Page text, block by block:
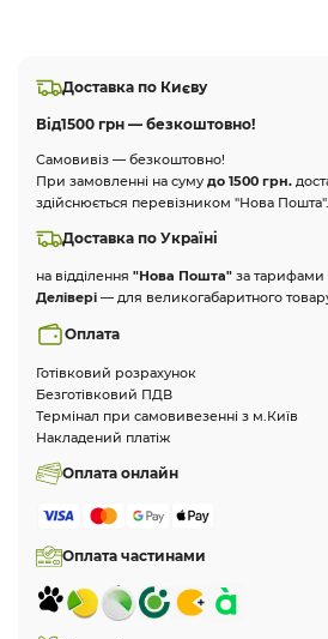
Доставка по Києву
Від1500 грн — безкоштовно!
Самовивіз — безкоштовно!
При замовленні на суму до 1500 грн.
здійснюється перевізником "Нова Пошта".
Доставка по Україні
на відділення "Нова Пошта" за тарифами
Делівері — для великогабаритного
Оплата
Готівковий розрахунок
Безготівковий ПДВ
Термінал при самовивезенні з м.Київ
Накладений платіж
Оплата онлайн
Оплата частинами